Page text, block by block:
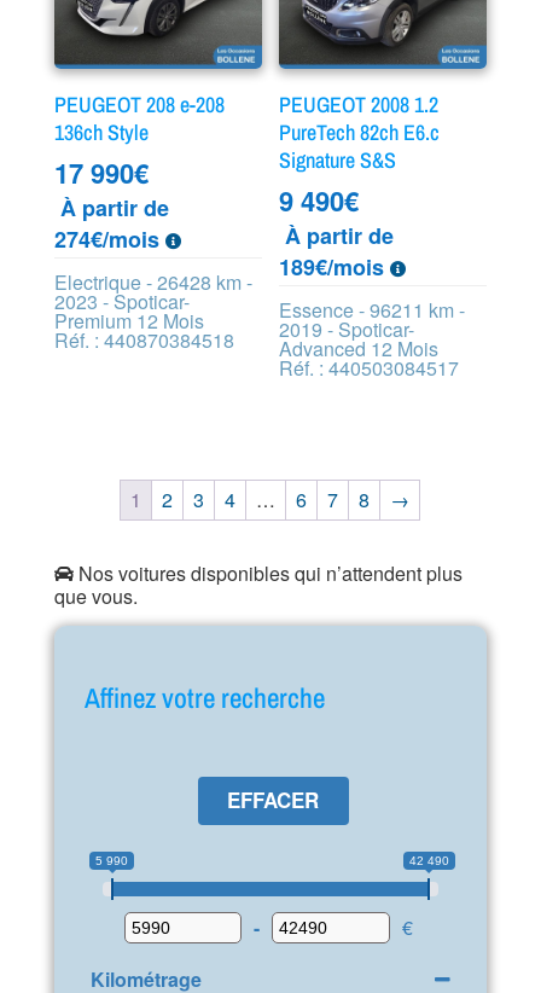
PEUGEOT 208 e-208
136ch Style
17 990€
À partir de
274€/mois
Electrique - 26428 km -
2023 - Spoticar-
Premium 12 Mois
Réf. : 440870384518
PEUGEOT 2008 1.2
PureTech 82ch E6.c
Signature S&S
9 490€
À partir de
189€/mois
Essence - 96211 km -
2019 - Spoticar-
Advanced 12 Mois
Réf. : 440503084517
1 2 3 4 … 6 7 8 →
Nos voitures disponibles qui n’attendent plus
que vous.
Affinez votre recherche
EFFACER
5 990 42 490
-
€
Kilométrage